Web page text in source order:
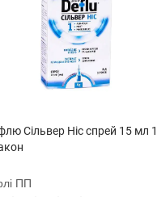
Сільвер Ніс спрей 15 мл 1
ПП